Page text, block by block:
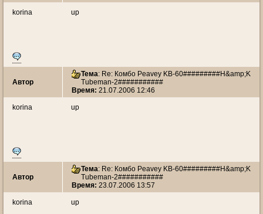
korina up
Автор
Тема: Re: Комбо Peavey KB-60#########H&amp;K
Tubeman-2###########
Время: 21.07.2006 12:46
korina up
Автор
Тема: Re: Комбо Peavey KB-60#########H&amp;K
Tubeman-2###########
Время: 23.07.2006 13:57
korina up